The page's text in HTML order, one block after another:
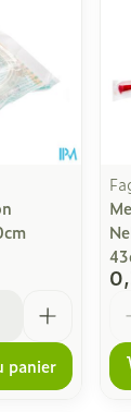
panier